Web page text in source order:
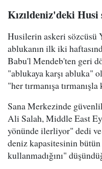
Kızıldeniz'deki Husi
Husilerin askeri sözcüsü
ablukanın ilk iki
Babu'l Mendeb'ten geri
"ablukaya karşı abluka"
"her tırmanışa
Sana Merkezinde
Ali Salah, Middle East
yönünde ilerliyor" dedi
deniz kapasitesinin bütün
kullanmadığını"